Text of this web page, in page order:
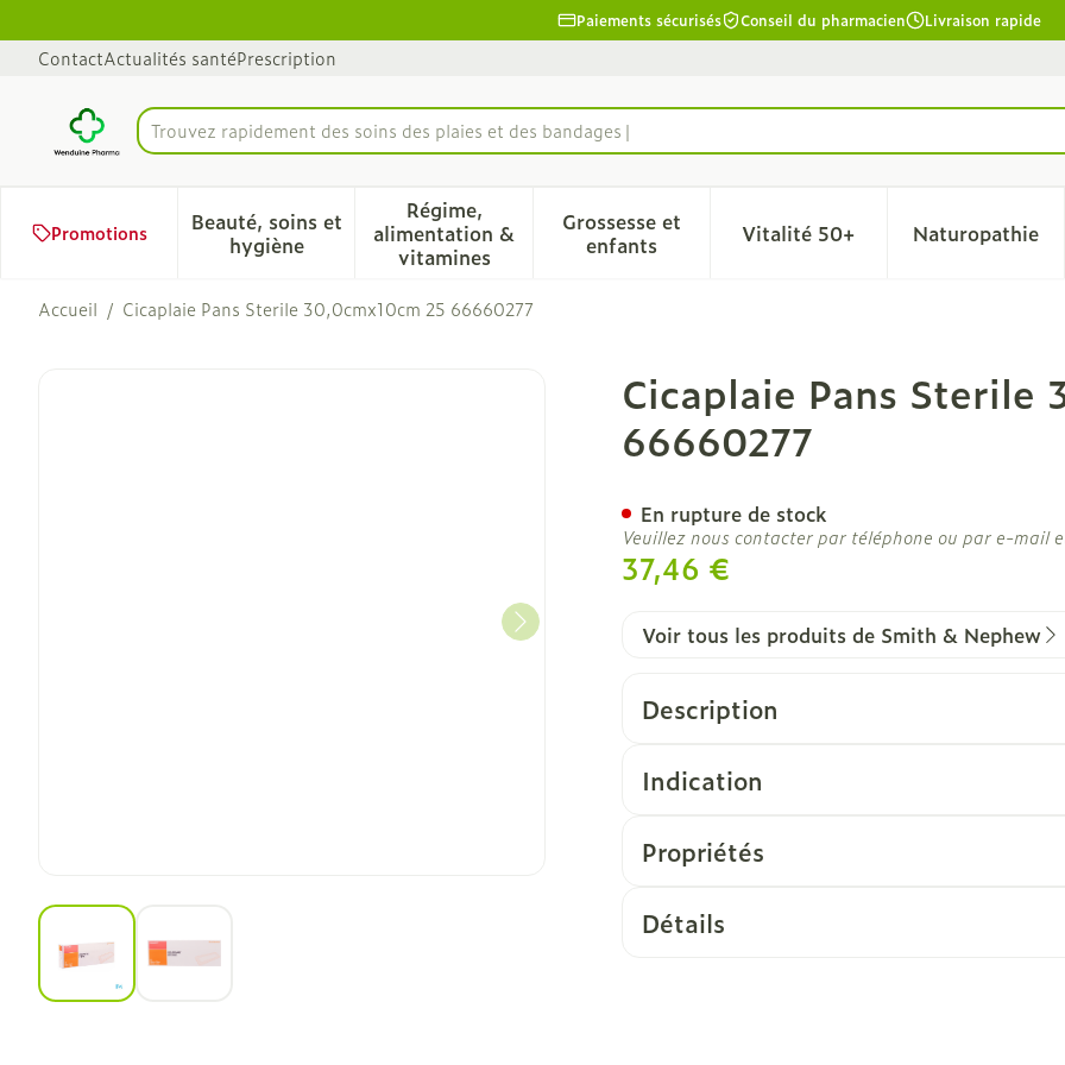
Paiements sécurisés Conseil du pharmacien Livraison rapide
ContactActualités santéPrescription
Rechercher
Trouvez rapidement des soins des plaies et des bandages
Promotions
Beauté, soins et
hygièneAfficher le sous-menu pour la catégorie Beauté, soins et hygiène
Régime,
alimentation &
vitaminesAfficher le sous-menu pour la catégorie Régime, alimentation &
Grossesse et
enfantsAfficher le sous-menu pour la catégorie
Vitalité 50+Afficher le sous-menu pour
Naturopathie
Afficher
Accueil / Cicaplaie Pans Sterile 30,0cmx10cm 25 66660277
View larger image
Cicaplaie Pans Sterile 30,0cmx10cm 25 66660277
Cicaplaie Pans Sterile
66660277
37,46 €
En rupture de stock
Veuillez nous contacter par téléphone ou par e-mail
Voir tous les produits de Smith & Nephew
Description
Indication
Propriétés
Détails